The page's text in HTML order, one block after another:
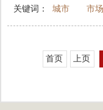
关键词：
城市 市
首页 上页